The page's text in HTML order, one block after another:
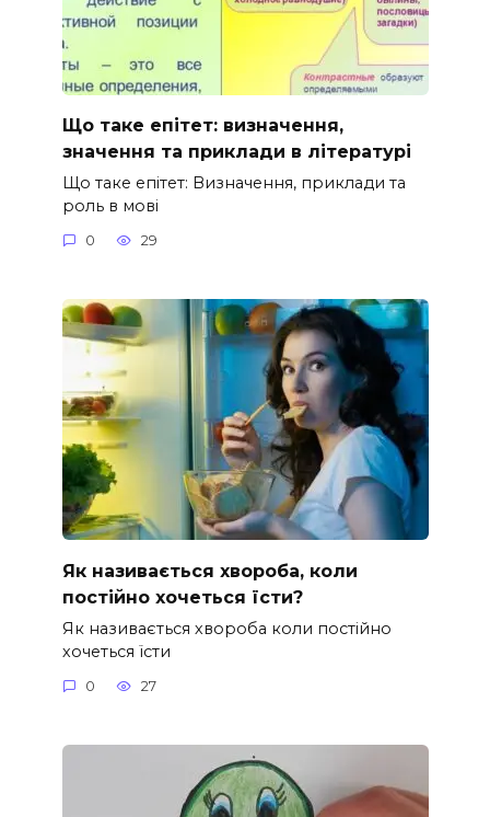
Що таке епітет: визначення,
значення та приклади в літературі
Що таке епітет: Визначення, приклади та
роль в мові
0 29
Як називається хвороба, коли
постійно хочеться їсти?
Як називається хвороба коли постійно
хочеться їсти
0 27